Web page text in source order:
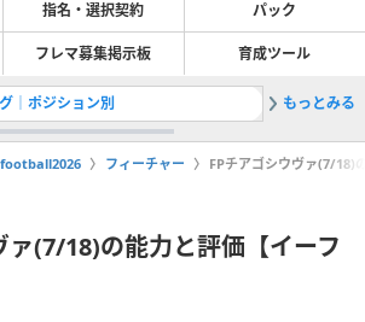
指名・選択契約 パック
フレマ募集掲示板 育成ツール
｜ポジション別 2
もっとみる
フィーチャー FPチアゴシウヴァ(7/18)
ァ(7/18)の能力と評価【イーフ